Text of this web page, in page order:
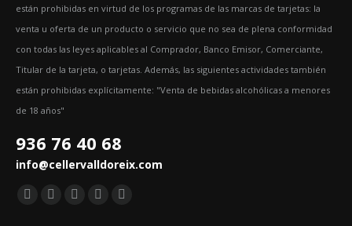
están prohibidas en virtud de los programas de las marcas de tarjetas: la
venta u oferta de un producto o servicio que no sea de plena conformidad
con todas las leyes aplicables al Comprador, Banco Emisor, Comerciante,
Titular de la tarjeta, o tarjetas. Además, las siguientes actividades también
están prohibidas explícitamente: "Venta de bebidas alcohólicas a menores
de 18 años"
936 76 40 68
info@cellervalldoreix.com
Encuéntranos en:
Facebook
TwitterYouTube
PinterestInstagram